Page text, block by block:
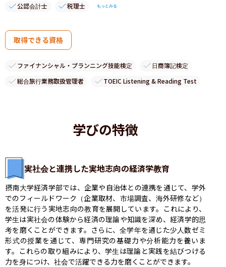
公認会計士
税理士 もっとみる
取得できる資格
ファイナンシャル・プランニング技能検定
日商簿記検定
総合旅行業務取扱管理者
TOEIC Listening & Reading Test
学びの特徴
実社会と連携した実地志向の経済学教育
摂南大学経済学部では、企業や自治体との連携を通じて、学外
でのフィールドワーク（企業取材、市場調査、海外研修など）
を活発に行う実地志向の教育を展開しています。これにより、
学生は実社会の体験から経済の理論や知識を深め、経済学的思
考を磨くことができます。さらに、全学年を通じた少人数ゼミ
形式の授業を通じて、専門研究の基礎力や分析能力を養いま
す。これらの取り組みにより、学生は理論と実践を結びつける
力を身につけ、社会で活躍できる力を磨くことができます。